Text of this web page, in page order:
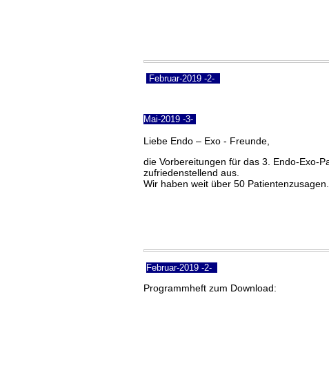
Februar-2019 -2-
Mai-2019 -3-
Liebe Endo – Exo - Freunde,
die Vorbereitungen für das 3. Endo-Exo-
zufriedenstellend aus.
Wir haben weit über 50 Patientenzusagen...
Februar-2019 -2-
Programmheft zum Download: